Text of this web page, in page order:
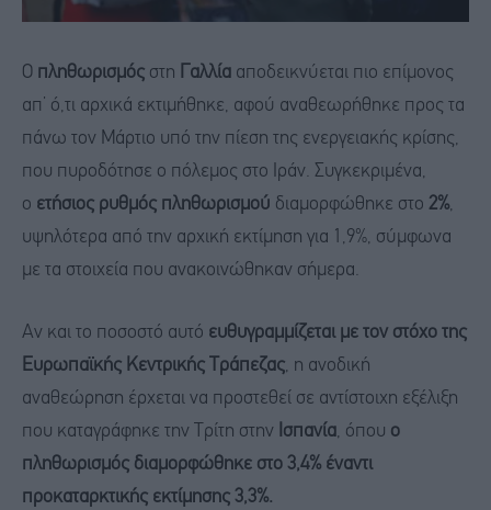
Ο πληθωρισμός στη Γαλλία αποδεικνύεται πιο επίμονος
απ’ ό,τι αρχικά εκτιμήθηκε, αφού αναθεωρήθηκε προς τα
πάνω τον Μάρτιο υπό την πίεση της ενεργειακής κρίσης,
που πυροδότησε ο πόλεμος στο Ιράν. Συγκεκριμένα,
ο ετήσιος ρυθμός πληθωρισμού διαμορφώθηκε στο 2%,
υψηλότερα από την αρχική εκτίμηση για 1,9%, σύμφωνα
με τα στοιχεία που ανακοινώθηκαν σήμερα.
Αν και το ποσοστό αυτό ευθυγραμμίζεται με τον στόχο της
Ευρωπαϊκής Κεντρικής Τράπεζας, η ανοδική
αναθεώρηση έρχεται να προστεθεί σε αντίστοιχη εξέλιξη
που καταγράφηκε την Τρίτη στην Ισπανία, όπου ο
πληθωρισμός διαμορφώθηκε στο 3,4% έναντι
προκαταρκτικής εκτίμησης 3,3%.